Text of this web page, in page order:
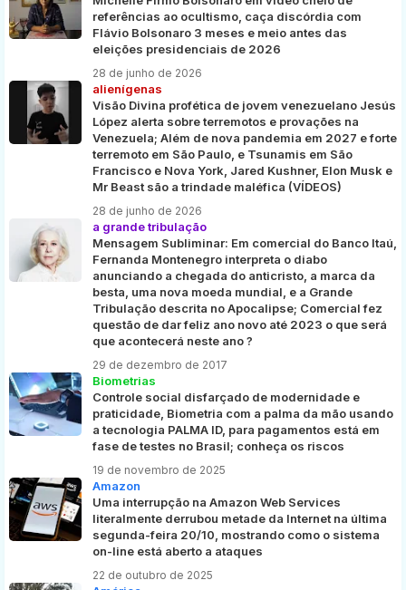
referências ao ocultismo, caça discórdia com
Flávio Bolsonaro 3 meses e meio antes das
eleições presidenciais de 2026
28 de junho de 2026
alienígenas
Visão Divina profética de jovem venezuelano Jesús
López alerta sobre terremotos e provações na
Venezuela; Além de nova pandemia em 2027 e forte
terremoto em São Paulo, e Tsunamis em São
Francisco e Nova York, Jared Kushner, Elon Musk e
Mr Beast são a trindade maléfica (VÍDEOS)
28 de junho de 2026
a grande tribulação
Mensagem Subliminar: Em comercial do Banco Itaú,
Fernanda Montenegro interpreta o diabo
anunciando a chegada do anticristo, a marca da
besta, uma nova moeda mundial, e a Grande
Tribulação descrita no Apocalipse; Comercial fez
questão de dar feliz ano novo até 2023 o que será
que acontecerá neste ano ?
29 de dezembro de 2017
Biometrias
Controle social disfarçado de modernidade e
praticidade, Biometria com a palma da mão usando
a tecnologia PALMA ID, para pagamentos está em
fase de testes no Brasil; conheça os riscos
19 de novembro de 2025
Amazon
Uma interrupção na Amazon Web Services
literalmente derrubou metade da Internet na última
segunda-feira 20/10, mostrando como o sistema
on-line está aberto a ataques
22 de outubro de 2025